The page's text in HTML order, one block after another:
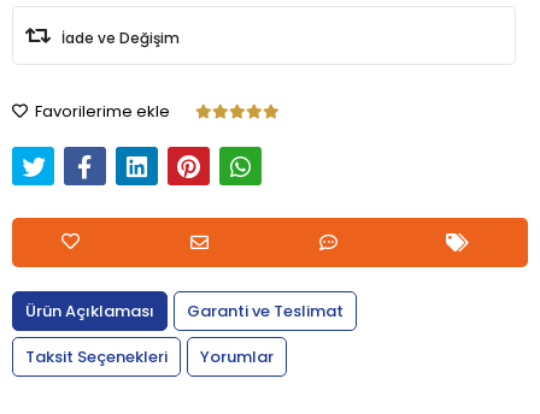
İade ve Değişim
Favorilerime ekle
Ürün Açıklaması
Garanti ve Teslimat
Taksit Seçenekleri
Yorumlar